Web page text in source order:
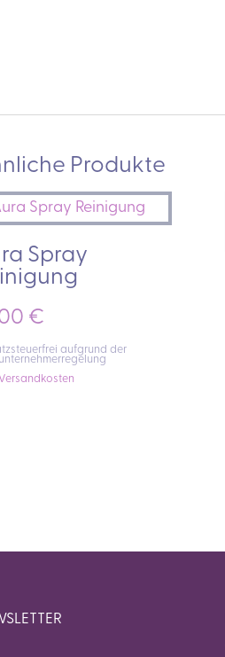
Produkte
Spray
€
aufgrund der